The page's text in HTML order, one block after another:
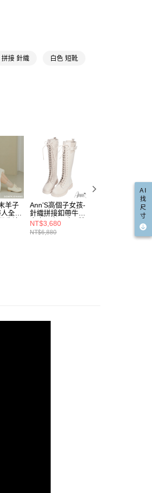
下網址：
用戶之使用額度並採取法律行
拼接 針織 白色 短靴
羊子
全真
牛津
Ann’S高個子女孩-
針織拼接釦帶牛皮
真皮平底及膝長靴
3.5cm-米白(版型
偏小)
NT$3,680
NT$6,880
Ann’S高個子女孩-
針織拼接釦帶牛皮
真皮平底及膝長靴
3.5cm-黑(版型偏
AI
找
尺
寸